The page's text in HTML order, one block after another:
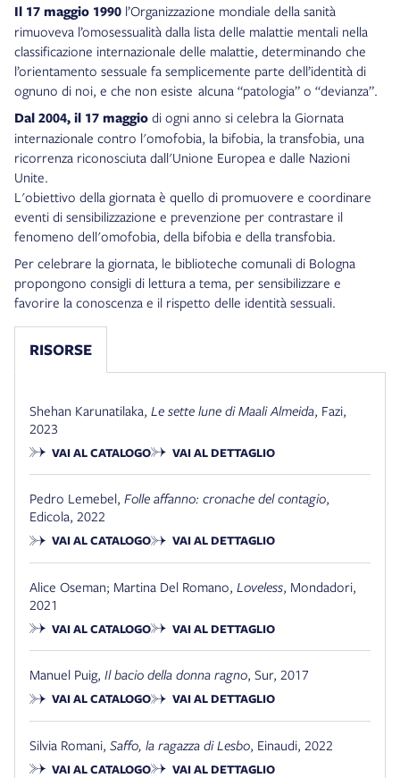
Il 17 maggio 1990 l’Organizzazione mondiale della sanità
rimuoveva l’omosessualità dalla lista delle malattie mentali nella
classificazione internazionale delle malattie, determinando che
l’orientamento sessuale fa semplicemente parte dell’identità di
ognuno di noi, e che non esiste alcuna “patologia” o “devianza”.
Dal 2004, il 17 maggio di ogni anno si celebra la Giornata
internazionale contro l'omofobia, la bifobia, la transfobia, una
ricorrenza riconosciuta dall'Unione Europea e dalle Nazioni
Unite.
L'obiettivo della giornata è quello di promuovere e coordinare
eventi di sensibilizzazione e prevenzione per contrastare il
fenomeno dell'omofobia, della bifobia e della transfobia.
Per celebrare la giornata, le biblioteche comunali di Bologna
propongono consigli di lettura a tema, per sensibilizzare e
favorire la conoscenza e il rispetto delle identità sessuali.
RISORSE
Shehan Karunatilaka, Le sette lune di Maali Almeida, Fazi,
2023
VAI AL CATALOGO VAI AL DETTAGLIO
Pedro Lemebel, Folle affanno: cronache del contagio,
Edicola, 2022
VAI AL CATALOGO VAI AL DETTAGLIO
Alice Oseman; Martina Del Romano, Loveless, Mondadori,
2021
VAI AL CATALOGO VAI AL DETTAGLIO
Manuel Puig, Il bacio della donna ragno, Sur, 2017
VAI AL CATALOGO VAI AL DETTAGLIO
Silvia Romani, Saffo, la ragazza di Lesbo, Einaudi, 2022
VAI AL CATALOGO VAI AL DETTAGLIO